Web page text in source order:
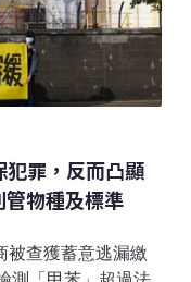
公平及應對氣候變
全、可負擔、無障
罪，反而凸顯
盡 速加嚴列管物種及標準
被查獲蓄意逃漏繳